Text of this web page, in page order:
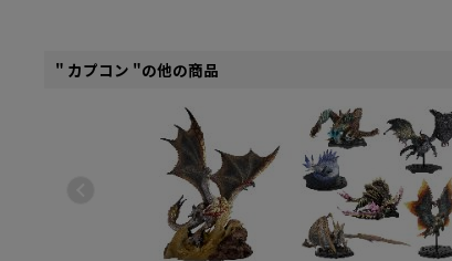
" カプコン "の他の商品